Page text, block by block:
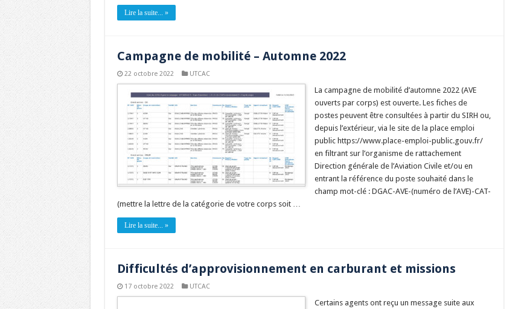
Lire la suite... »
Campagne de mobilité – Automne 2022
22 octobre 2022 UTCAC
La campagne de mobilité d’automne 2022 (AVE
ouverts par corps) est ouverte. Les fiches de
postes peuvent être consultées à partir du SIRH ou,
depuis l’extérieur, via le site de la place emploi
public https://www.place-emploi-public.gouv.fr/
en filtrant sur l’organisme de rattachement
Direction générale de l’Aviation Civile et/ou en
entrant la référence du poste souhaité dans le
champ mot-clé : DGAC-AVE-(numéro de l’AVE)-CAT-
(mettre la lettre de la catégorie de votre corps soit …
Lire la suite... »
Difficultés d’approvisionnement en carburant et missions
17 octobre 2022 UTCAC
Certains agents ont reçu un message suite aux